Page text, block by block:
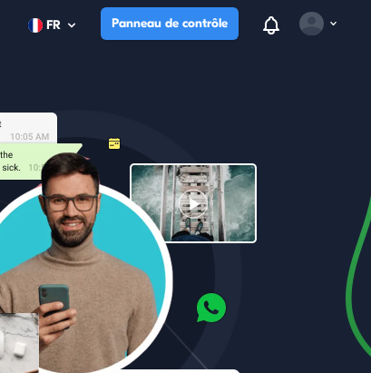
FR Panneau de contrôle
View
Open user